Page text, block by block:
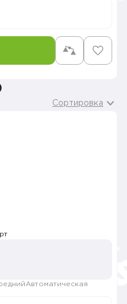
Сортировка
Автоматическая